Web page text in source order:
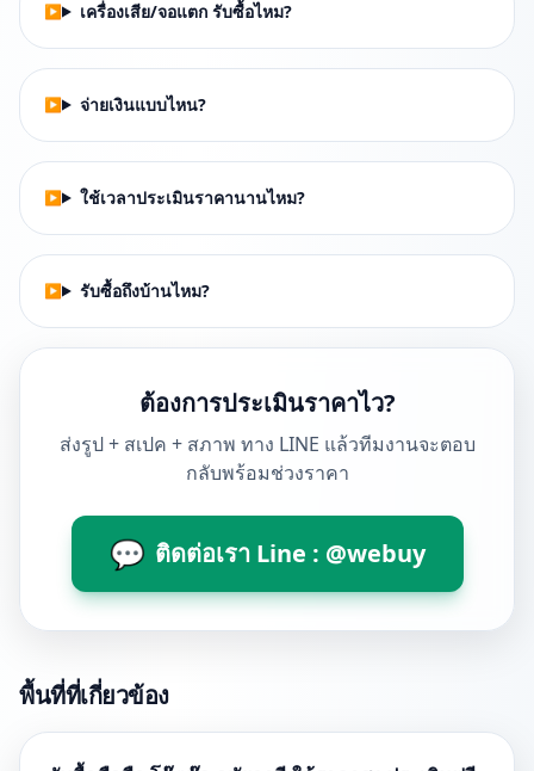
เครื่องเสีย/จอแตก รับซื้อไหม?
จ่ายเงินแบบไหน?
ใช้เวลาประเมินราคานานไหม?
รับซื้อถึงบ้านไหม?
ต้องการประเมินราคาไว?
ส่งรูป + สเปค + สภาพ ทาง LINE แล้วทีมงานจะตอบ
กลับพร้อมช่วงราคา
💬 ติดต่อเรา Line : @webuy
พื้นที่ที่เกี่ยวข้อง